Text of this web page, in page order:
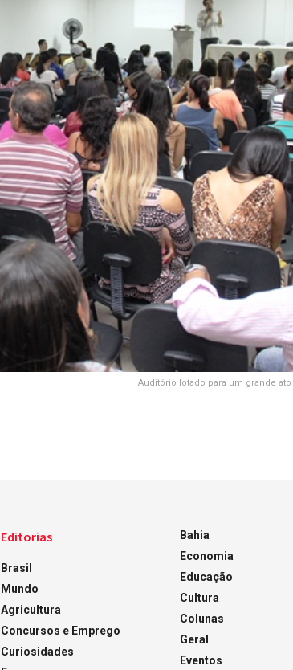
Auditório lotado para um grande
Editorias
Brasil
Mundo
Agricultura
Concursos e Emprego
Curiosidades
Bahia
Economia
Educação
Cultura
Colunas
Geral
Eventos